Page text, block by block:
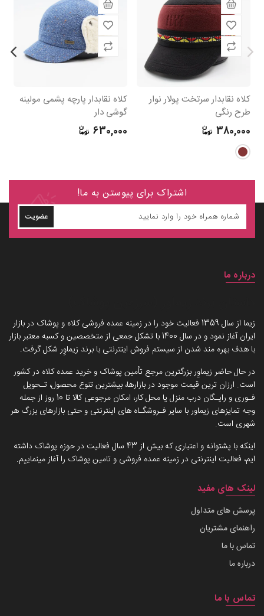
کلاه نقابدار سرتخت پولار نوار
طرح رنگی
380,000
کلاه نقابدار پارچه پشمی مولینه
گوشی دار
630,000
اشتراک برای پیوستن به ما!
عضویت
درباره ما
زیما از سال 1359 فعالیت خود را در زمینه عمده فروشی کلاه و پوشاک در بازار
ایران آغاز نمود و در سال 1400 با تشکل جمعی از متخصصین و کسبه معتبر بازار
با هدف بهره مند شدن از سیستم فروش اینترنتی با برند زیماوِر شکل گرفت.
در حال حاضر زیماوِر بزرگترین مرجع تأمین پوشاک و خرید عمده کلاه در کشور
است. ارزان ترین قیمت موجود در بازارها، بیشترین تنوع محصول، تـحویل
فـوری و رایـگان درب منزل یا محل کار، امکان مرجوعی کالا تا 10 روز از جمله
وجه تمایزهای زیماور با سایر فـروشگـاه های اینترنتی و حتی بازارهای بزرگ هر
شهری است.
اینکه با پشتوانه و اعتباری که بیش از 43 سال فعالیت در حوزه پوشاک داشته
ایم، فعالیت اینترنتی در زمینه عمده فروشی و تامین پوشاک را آغاز مینماییم.
لینک های مفید
پرسش های متداول
راهنمای مشتریان
تماس با ما
درباره ما
تماس با ما